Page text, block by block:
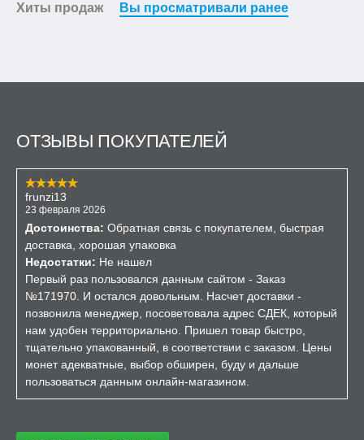
Хиты продаж Вы просматривали ранее
ОТЗЫВЫ ПОКУПАТЕЛЕЙ
frunzi13
23 февраля 2026
Достоинства: Обратная связь с покупателем, быстрая
доставка, хорошая упаковка
Недостатки: Не нашел
Первый раз пользовался данным сайтом - Заказ
№171970. И остался довольным. Насчет доставки -
позвонила менеджер, посоветовала адрес СДЕК, который
нам удобен территориально. Пришел товар быстро,
тщательно упакованный, в соответствии с заказом. Цены
монет адекватные, выбор обширен, буду и дальше
пользоваться данным онлайн-магазином.